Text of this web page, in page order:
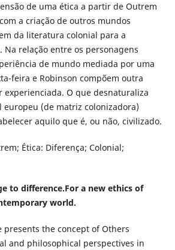
de uma ética a partir de Outrem
a criação de outros mundos
da literatura colonial para a
relação entre os personagens
de mundo mediada por uma
feira e Robinson compõem outra
experienciada. O que desnaturaliza
(de matriz colonizadora)
aquilo que é, ou não, civilizado.
Ética: Diferença; Colonial;
to difference.For a new ethics of
world.
presents the concept of Others
and philosophical perspectives in